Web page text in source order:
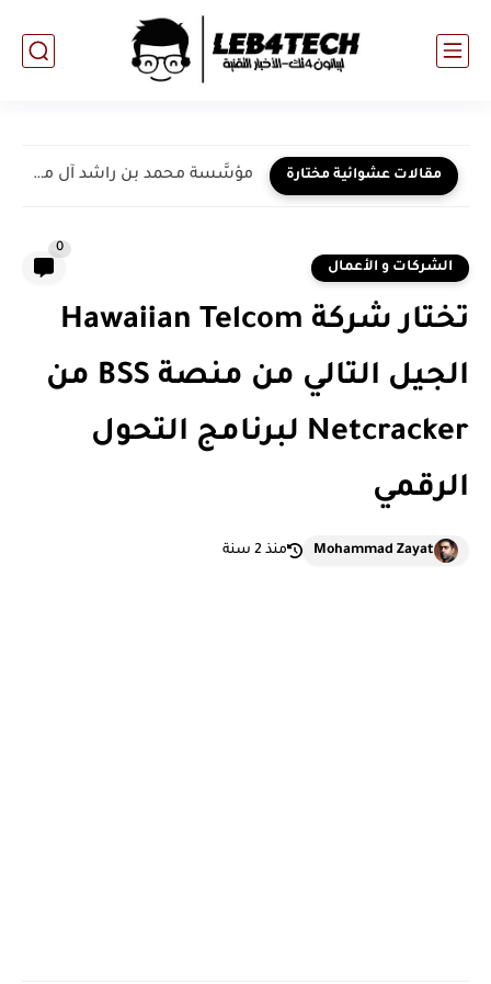
مقالات عشوائية مختارة مؤسَّسة محمد بن راشد آل مكتوم للمعرفة تستضيف "منتدى الجوائز...
الشركات و الأعمال
0
تختار شركة Hawaiian Telcom
الجيل التالي من منصة BSS من
Netcracker لبرنامج التحول
الرقمي
Mohammad Zayat منذ 2 سنة